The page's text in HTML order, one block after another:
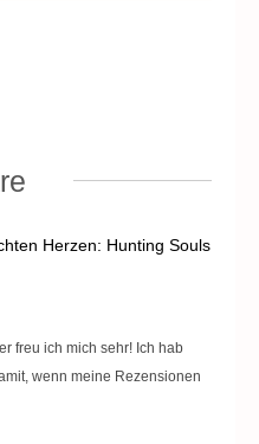
Herzen: Hunting Souls
freu ich mich sehr! Ich hab
wenn meine Rezensionen